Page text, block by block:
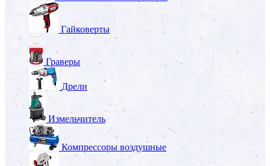
Гайковерты
Граверы
Дрели
Измельчитель
Компрессоры воздушные